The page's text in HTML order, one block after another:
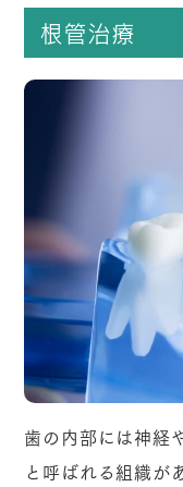
根管治療
歯の内部には神経
と呼ばれる組織が